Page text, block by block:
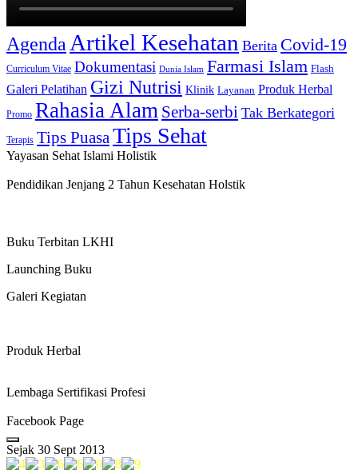
Agenda Artikel Kesehatan Berita Covid-19
Curriculum Vitae Dokumentasi Dunia Islam Farmasi Islam Flash
Galeri Pelatihan Gizi Nutrisi Klinik Layanan Produk Herbal
Promo Rahasia Alam Serba-serbi Tak Berkategori
Terapis Tips PuasaTips Sehat
Yayasan Sehat Islami Holistik
Pendidikan Jenjang 2 Tahun Kesehatan Holstik
Buku Terbitan LKHI
Launching Buku
Galeri Kegiatan
Produk Herbal
Lembaga Sertifikasi Profesi
Facebook Page
Sejak 30 Sept 2013